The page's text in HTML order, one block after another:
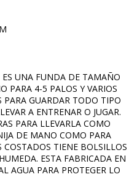
UNA FUNDA DE TAMAÑO
PARA 4-5 PALOS Y VARIOS
PARA GUARDAR TODO TIPO
A ENTRENAR O JUGAR.
PARA LLEVARLA COMO
DE MANO COMO PARA
COSTADOS TIENE BOLSILLOS
ESTA FABRICADA EN
AGUA PARA PROTEGER LO